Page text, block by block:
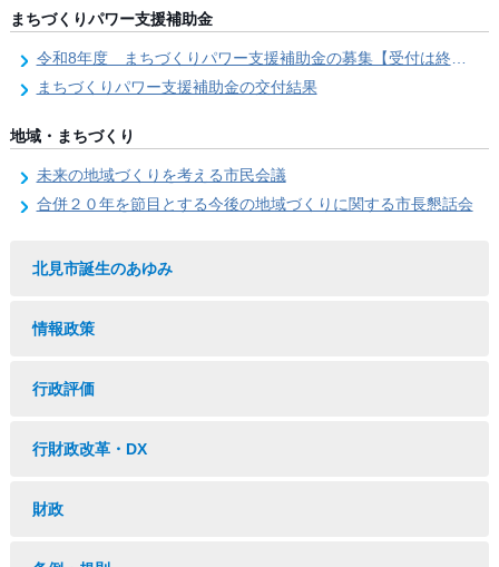
まちづくりパワー支援補助金
令和8年度 まちづくりパワー支援補助金の募集【受付は終了しました。】
まちづくりパワー支援補助金の交付結果
地域・まちづくり
未来の地域づくりを考える市民会議
合併２０年を節目とする今後の地域づくりに関する市長懇話会
北見市誕生のあゆみ
情報政策
行政評価
行財政改革・DX
財政